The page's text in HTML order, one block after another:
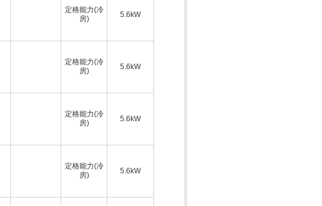
定格能力(冷
房)
5.6kW
定格能力(冷
房)
5.6kW
定格能力(冷
房)
5.6kW
定格能力(冷
房)
5.6kW